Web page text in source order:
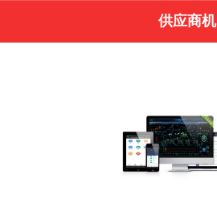
供应商机